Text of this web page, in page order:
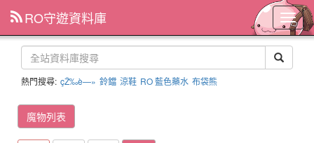
主
選
單
RO守遊資料庫
熱門搜尋: çŽ‰è—» 鈴鐺 涼鞋 RO 藍色藥水 布袋熊
魔物列表